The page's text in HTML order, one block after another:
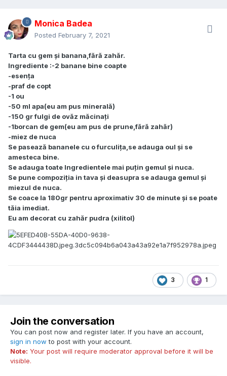
Monica Badea
Posted February 7, 2021
Tarta cu gem și banana,fără zahăr.
Ingrediente :-2 banane bine coapte
-esența
-praf de copt
-1 ou
-50 ml apa(eu am pus minerală)
-150 gr fulgi de ovăz măcinați
-1borcan de gem(eu am pus de prune,fără zahăr)
-miez de nuca
Se pasează bananele cu o furculița,se adauga oul și se
amesteca bine.
Se adauga toate Ingredientele mai puțin gemul și nuca.
Se pune compoziția in tava și deasupra se adauga gemul și
miezul de nuca.
Se coace la 180gr pentru aproximativ 30 de minute și se poate
tăia imediat.
Eu am decorat cu zahăr pudra (xilitol)
3 1
Join the conversation
You can post now and register later. If you have an account,
sign in now to post with your account.
Note: Your post will require moderator approval before it will be
visible.